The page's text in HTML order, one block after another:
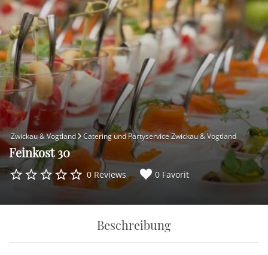
Zwickau & Vogtland Catering und Partyservice Zwickau & Vogtland
Feinkost 30
0 Reviews 0 Favorit
Beschreibung